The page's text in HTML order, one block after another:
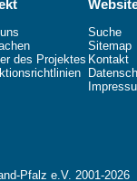
des Projektes
Suche
Sitemap
Kontakt
Pfalz e.V. 2001-2026